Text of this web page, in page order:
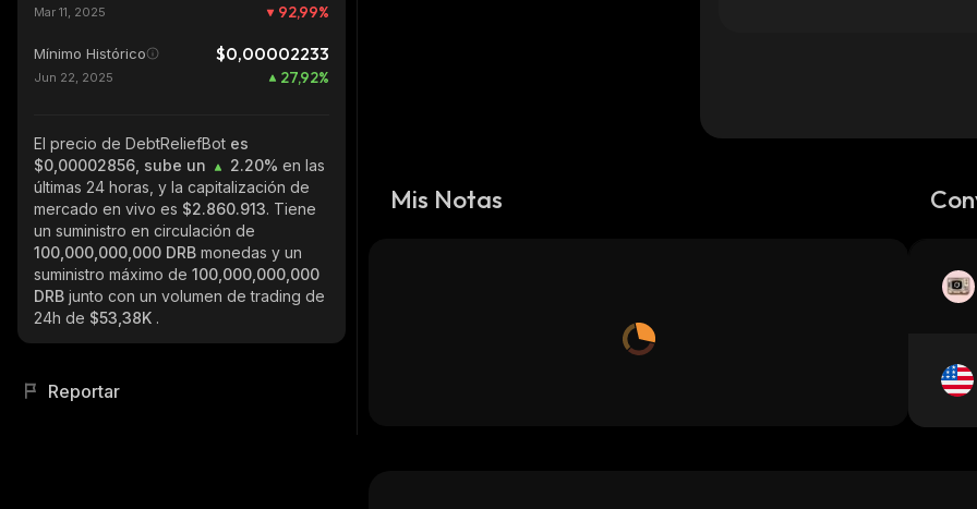
Mar 11, 2025 92,99%
Mínimo Histórico $0,00002233
Jun 22, 2025 27,92%
El precio de DebtReliefBot es
$0,00002856, sube un
2.20% en las
últimas 24 horas, y la capitalización de
mercado en vivo es $2.860.913. Tiene
un suministro en circulación de
100,000,000,000 DRB monedas y un
suministro máximo de 100,000,000,000
DRB junto con un volumen de trading de
24h de $53,38K .
Reportar
Mis Notas